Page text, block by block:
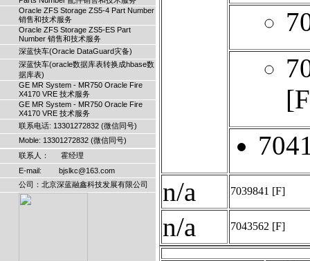
Oracle ZFS Storage ZS5-4 Part Number
销售和技术服务
Oracle ZFS Storage ZS5-ES Part
Number 销售和技术服务
深蓝快车(Oracle DataGuard灾备)
深蓝快车(oracle数据库表转换成hbase数
据库表)
GE MR System - MR750 Oracle Fire
X4170 VRE 技术服务
GE MR System - MR750 Oracle Fire
X4170 VRE 技术服务
联系电话: 13301272832 (微信同号)
Moble: 13301272832 (微信同号)
联系人： 霍经理
E-mail: bjslkc@163.com
公司：北京深蓝融鑫科技发展有限公司
n/a
7039841 [F]
n/a 7043562 [F]